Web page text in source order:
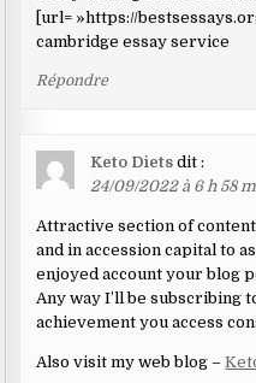
[url= »https://
cambridge essay service
Répondre
Keto Diets dit :
24/09/2022 à 6 h 58
Attractive section of
and in accession capital to
enjoyed account your blog
Any way I’ll be subscribing
achievement you access
Also visit my web blog –